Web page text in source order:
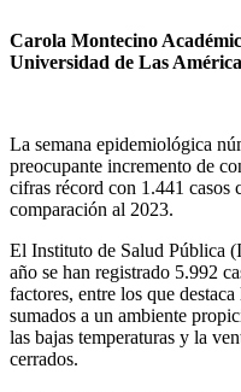
Carola Montecino
Universidad de Las
La semana epidemiológica
preocupante incremento de
cifras récord con 1.441 casos
comparación al 2023.
El Instituto de Salud Pública
año se han registrado 5.992
factores, entre los que
sumados a un ambiente
las bajas temperaturas y la
cerrados.